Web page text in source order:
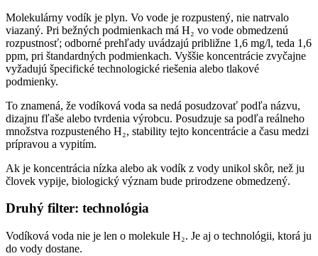
Molekulárny vodík je plyn. Vo vode je rozpustený, nie natrvalo
viazaný. Pri bežných podmienkach má H₂ vo vode obmedzenú
rozpustnosť; odborné prehľady uvádzajú približne 1,6 mg/l, teda 1,6
ppm, pri štandardných podmienkach. Vyššie koncentrácie zvyčajne
vyžadujú špecifické technologické riešenia alebo tlakové
podmienky.
To znamená, že vodíková voda sa nedá posudzovať podľa názvu,
dizajnu fľaše alebo tvrdenia výrobcu. Posudzuje sa podľa reálneho
množstva rozpusteného H₂, stability tejto koncentrácie a času medzi
prípravou a vypitím.
Ak je koncentrácia nízka alebo ak vodík z vody unikol skôr, než ju
človek vypije, biologický význam bude prirodzene obmedzený.
Druhý filter: technológia
Vodíková voda nie je len o molekule H₂. Je aj o technológii, ktorá ju
do vody dostane.